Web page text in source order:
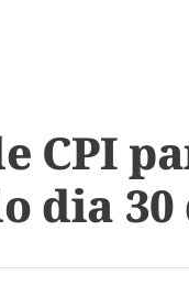
CPI
dia